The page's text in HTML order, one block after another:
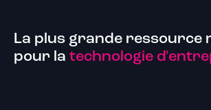
La plus grande ressource
pour la technologie